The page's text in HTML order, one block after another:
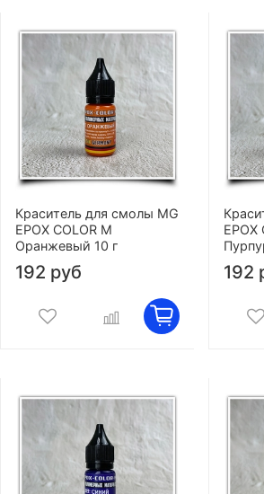
Краситель для смолы MG
EPOX COLOR M
Оранжевый 10 г
192 руб
EPOX
192